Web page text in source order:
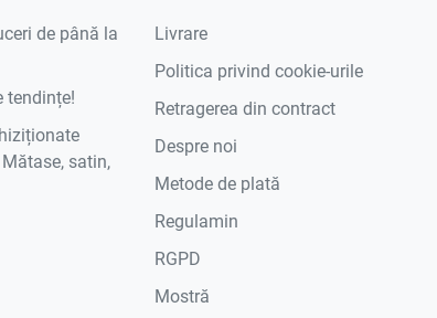
de până la
tendințe!
satin,
Livrare
Politica privind cookie-urile
Retragerea din contract
Despre noi
Metode de plată
Regulamin
RGPD
Mostră